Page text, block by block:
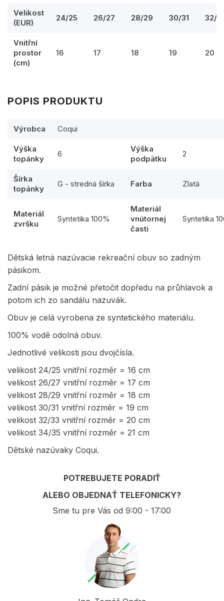
Velikost
(EUR)
24/25 26/27 28/29 30/31 32/
Vnitřní
prostor
(cm)
16 17 18 19 20
POPIS PRODUKTU
Výrobca Coqui
Výška
topánky
6
Výška
podpätku
2
Šírka
topánky
G - stredná šírka Farba Zlatá
Materiál
zvršku
Syntetika 100%
Materiál
vnútornej
časti
Syntetika
Dětská letná nazúvacie rekreační obuv so zadným
pásikom.
Zadní pásik je možné přetočit dopředu na průhlavok a
potom ich zo sandálu nazuvák.
Obuv je celá vyrobena ze syntetického materiálu.
100% vodě odolná obuv.
Jednotlivé velikosti jsou dvojčísla.
velikost 24/25 vnitřní rozměr = 16 cm
velikost 26/27 vnitřní rozměr = 17 cm
velikost 28/29 vnitřní rozměr = 18 cm
velikost 30/31 vnitřní rozměr = 19 cm
velikost 32/33 vnitřní rozměr = 20 cm
velikost 34/35 vnitřní rozměr = 21 cm
Dětské nazúvaky Coqui.
POTREBUJETE PORADIŤ
ALEBO OBJEDNAŤ TELEFONICKY?
Sme tu pre Vás od 9:00 - 17:00